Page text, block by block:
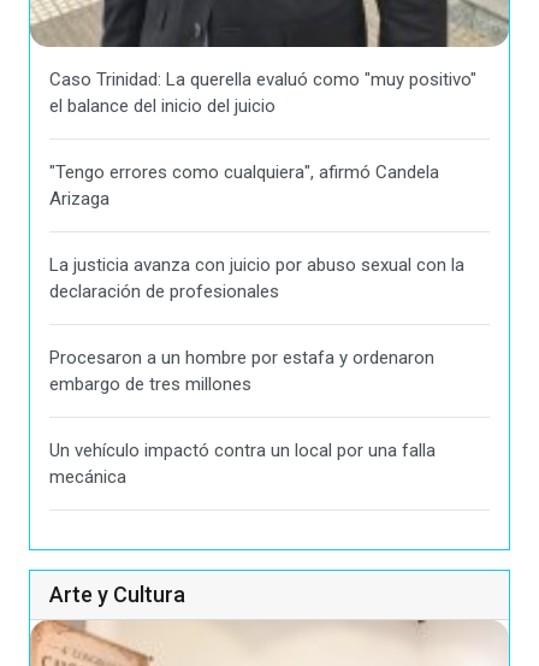
Caso Trinidad: La querella evaluó como "muy positivo"
el balance del inicio del juicio
"Tengo errores como cualquiera", afirmó Candela
Arizaga
La justicia avanza con juicio por abuso sexual con la
declaración de profesionales
Procesaron a un hombre por estafa y ordenaron
embargo de tres millones
Un vehículo impactó contra un local por una falla
mecánica
Arte y Cultura